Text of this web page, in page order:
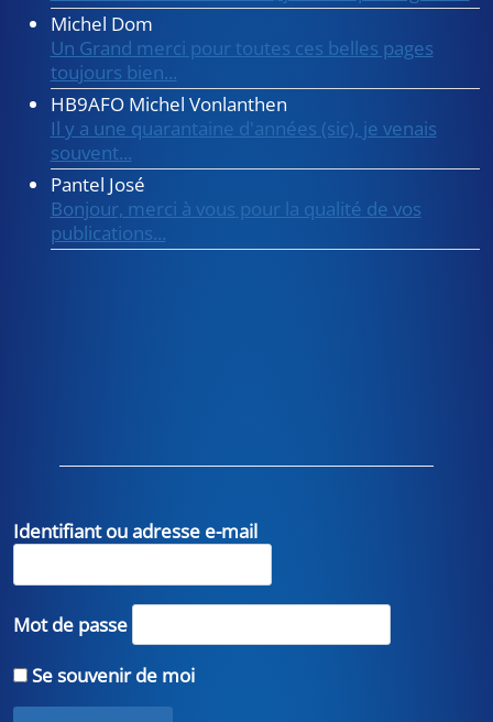
Michel Dom
Un Grand merci pour toutes ces belles pages
toujours bien...
HB9AFO Michel Vonlanthen
Il y a une quarantaine d'années (sic), je venais
souvent...
Pantel José
Bonjour, merci à vous pour la qualité de vos
publications...
Identifiant ou adresse e-mail
Mot de passe
Se souvenir de moi